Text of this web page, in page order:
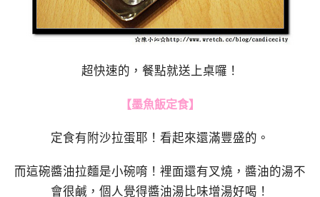
超快速的，餐點就送上桌囉！
【墨魚飯定食】
定食有附沙拉蛋耶！看起來還滿豐盛的。
而這碗醬油拉麵是小碗唷！裡面還有叉燒，醬油的湯不
會很鹹，個人覺得醬油湯比味增湯好喝！